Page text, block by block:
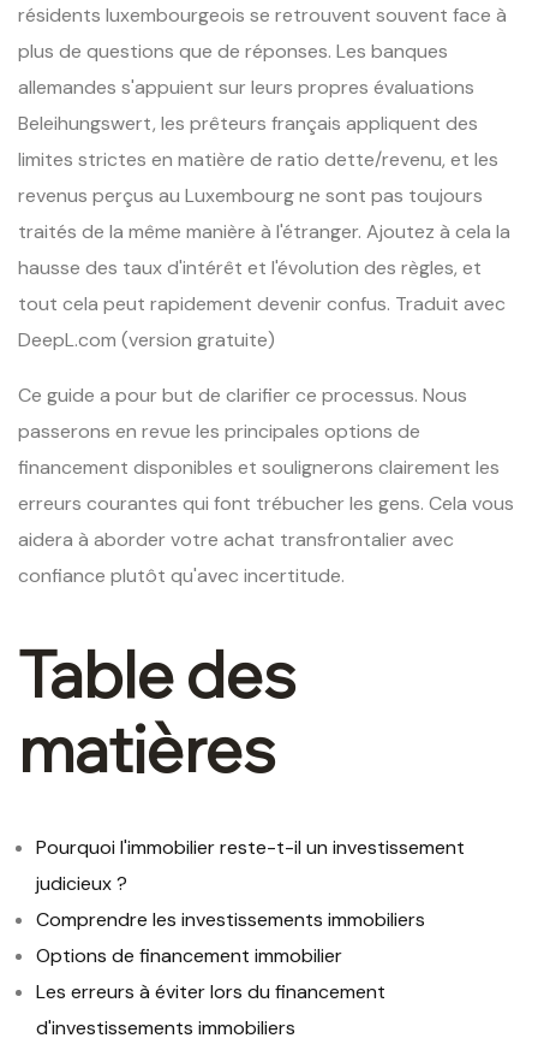
résidents luxembourgeois se retrouvent souvent face à
plus de questions que de réponses. Les banques
allemandes s'appuient sur leurs propres évaluations
Beleihungswert, les prêteurs français appliquent des
limites strictes en matière de ratio dette/revenu, et les
revenus perçus au Luxembourg ne sont pas toujours
traités de la même manière à l'étranger. Ajoutez à cela la
hausse des taux d'intérêt et l'évolution des règles, et
tout cela peut rapidement devenir confus. Traduit avec
DeepL.com (version gratuite)
Ce guide a pour but de clarifier ce processus. Nous
passerons en revue les principales options de
financement disponibles et soulignerons clairement les
erreurs courantes qui font trébucher les gens. Cela vous
aidera à aborder votre achat transfrontalier avec
confiance plutôt qu'avec incertitude.
Table des
matières
Pourquoi l'immobilier reste-t-il un investissement
judicieux ?
Comprendre les investissements immobiliers
Options de financement immobilier
Les erreurs à éviter lors du financement
d'investissements immobiliers